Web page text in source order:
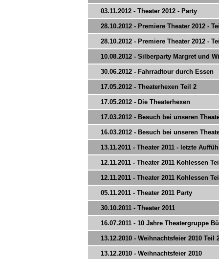
03.11.2012 - Theater 2012 - Party
28.10.2012 - Premiere Theater 2012 -
28.10.2012 - Premiere Theater 2012 -
10.08.2012 - Silberparty Margret und
30.06.2012 - Fahrradtour durch Essen
17.05.2012 - Theaterhexen Teil 2
17.05.2012 - Die Theaterhexen
17.03.2012 - Besuch bei unseren
16.03.2012 - Besuch bei unseren
13.11.2011 - Theater 2011 - letzte
12.11.2011 - Theater 2011 Kohlessen
12.11.2011 - Theater 2011 Kohlessen
05.11.2011 - Theater 2011 Party
30.10.2011 - Theater 2011
16.07.2011 - 10 Jahre Theatergruppe
13.12.2010 - Weihnachtsfeier 2010 Teil
13.12.2010 - Weihnachtsfeier 2010